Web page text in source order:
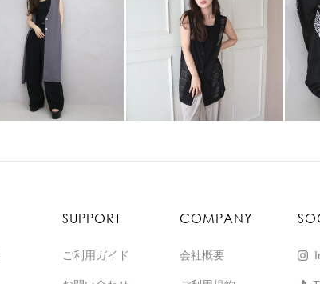
SUPPORT
ご利用ガイド
COMPANY
会社概要